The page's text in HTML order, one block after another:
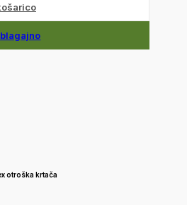
otroška krtača